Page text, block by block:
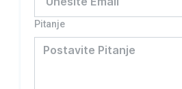
Pitanje